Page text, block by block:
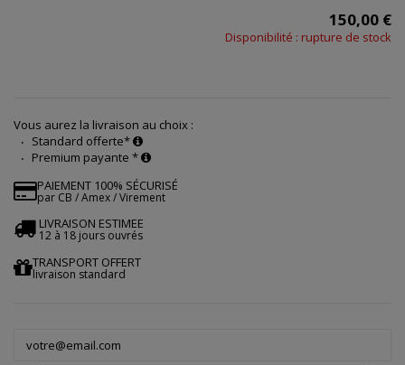
150,00 €
Disponibilité : rupture de stock
Vous aurez la livraison au choix :
Standard offerte*
Premium payante *
PAIEMENT 100% SÉCURISÉ
par CB / Amex / Virement
LIVRAISON ESTIMEE
12 à 18 jours ouvrés
TRANSPORT OFFERT
livraison standard